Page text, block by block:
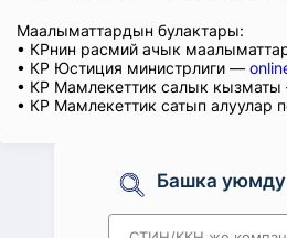
Маалыматтардын булактары:
• КРнин расмий ачык
• КР Юстиция министрлиги —
• КР Мамлекеттик салык
• КР Мамлекеттик сатып алуулар
Башка уюмду